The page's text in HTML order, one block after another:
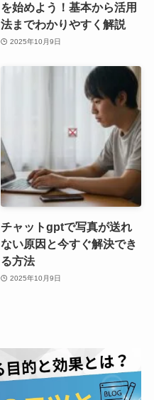
を始めよう！基本から活用
法までわかりやすく解説
2025年10月9日
チャットgptで写真が送れ
ない原因と今すぐ解決でき
る方法
2025年10月9日